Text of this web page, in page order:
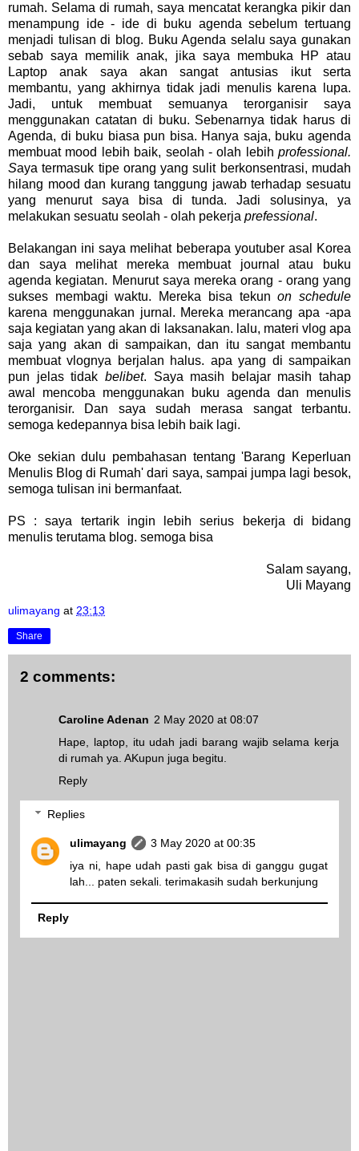
rumah. Selama di rumah, saya mencatat kerangka pikir dan
menampung ide - ide di buku agenda sebelum tertuang
menjadi tulisan di blog. Buku Agenda selalu saya gunakan
sebab saya memilik anak, jika saya membuka HP atau
Laptop anak saya akan sangat antusias ikut serta
membantu, yang akhirnya tidak jadi menulis karena lupa.
Jadi, untuk membuat semuanya terorganisir saya
menggunakan catatan di buku. Sebenarnya tidak harus di
Agenda, di buku biasa pun bisa. Hanya saja, buku agenda
membuat mood lebih baik, seolah - olah lebih professional.
Saya termasuk tipe orang yang sulit berkonsentrasi, mudah
hilang mood dan kurang tanggung jawab terhadap sesuatu
yang menurut saya bisa di tunda. Jadi solusinya, ya
melakukan sesuatu seolah - olah pekerja prefessional.
Belakangan ini saya melihat beberapa youtuber asal Korea
dan saya melihat mereka membuat journal atau buku
agenda kegiatan. Menurut saya mereka orang - orang yang
sukses membagi waktu. Mereka bisa tekunon schedule
karena menggunakan jurnal. Mereka merancang apa -apa
saja kegiatan yang akan di laksanakan. lalu, materi vlog apa
saja yang akan di sampaikan, dan itu sangat membantu
membuat vlognya berjalan halus. apa yang di sampaikan
pun jelas tidak belibet. Saya masih belajar masih tahap
awal mencoba menggunakan buku agenda dan menulis
terorganisir. Dan saya sudah merasa sangat terbantu.
semoga kedepannya bisa lebih baik lagi.
Oke sekian dulu pembahasan tentang 'Barang Keperluan
Menulis Blog di Rumah' dari saya, sampai jumpa lagi besok,
semoga tulisan ini bermanfaat.
PS : saya tertarik ingin lebih serius bekerja di bidang
menulis terutama blog. semoga bisa
Salam sayang,
Uli Mayang
ulimayang at 23:13
Share
2 comments:
Caroline Adenan 2 May 2020 at 08:07
Hape, laptop, itu udah jadi barang wajib selama kerja
di rumah ya. AKupun juga begitu.
Reply
Replies
ulimayang
3 May 2020 at 00:35
iya ni, hape udah pasti gak bisa di ganggu gugat
lah... paten sekali. terimakasih sudah berkunjung
Reply